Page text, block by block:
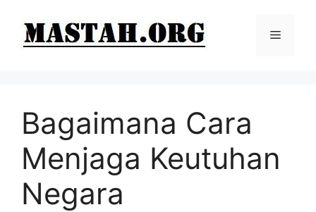
Menu
Bagaimana Cara
Menjaga Keutuhan
Negara